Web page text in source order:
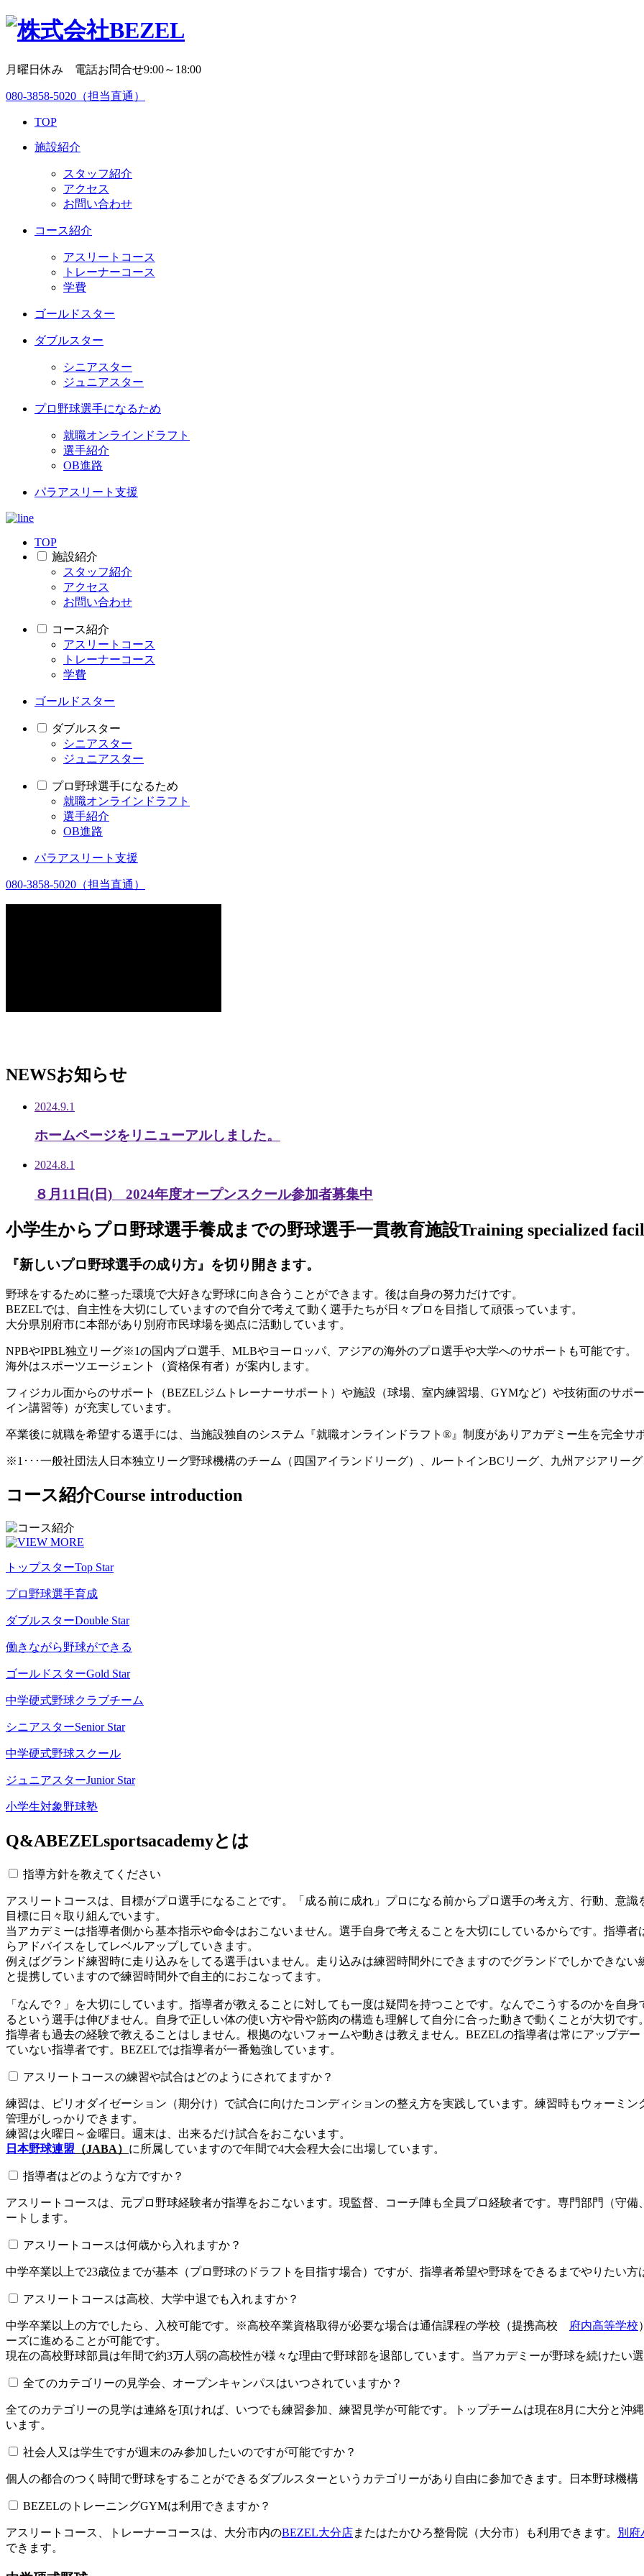
月曜日休み 電話お問合せ9:00～18:00
080-3858-5020 （担当直通）
TOP
施設紹介
スタッフ紹介
アクセス
お問い合わせ
コース紹介
アスリートコース
トレーナーコース
学費
ゴールドスター
ダブルスター
シニアスター
ジュニアスター
プロ野球選手になるため
就職オンラインドラフト
選手紹介
OB進路
パラアスリート支援
TOP
施設紹介
スタッフ紹介
アクセス
お問い合わせ
コース紹介
アスリートコース
トレーナーコース
学費
ゴールドスター
ダブルスター
シニアスター
ジュニアスター
プロ野球選手になるため
就職オンラインドラフト
選手紹介
OB進路
パラアスリート支援
080-3858-5020 （担当直通）
NEWSお知らせ
2024.9.1
ホームページをリニューアルしました。
2024.8.1
８月11日(日) 2024年度オープンスクール参加者募集中
小学生からプロ野球選手養成までの野球選手一貫教育施設Training specialized
『新しいプロ野球選手の成り方』を切り開きます。
野球をするために整った環境で大好きな野球に向き合うことができます。後は自身の努力だけです。
BEZELでは、自主性を大切にしていますので自分で考えて動く選手たちが日々プロを目指して頑張っています。
大分県別府市に本部があり別府市民球場を拠点に活動しています。
NPBやIPBL独立リーグ※1の国内プロ選手、MLBやヨーロッパ、アジアの海外のプロ選手や大学へのサポートも可能です。
海外はスポーツエージェント（資格保有者）が案内します。
フィジカル面からのサポート（BEZELジムトレーナーサポート）や施設（球場、室内練習場、GYMなど）や技術面のサポ
イン講習等）が充実しています。
卒業後に就職を希望する選手には、当施設独自のシステム『就職オンラインドラフト®』制度がありアカデミー生を完全サ
※1･･･一般社団法人日本独立リーグ野球機構のチーム（四国アイランドリーグ）、ルートインBCリーグ、九州アジアリー
コース紹介Course introduction
トップスターTop Star
プロ野球選手育成
ダブルスターDouble Star
働きながら野球ができる
ゴールドスターGold Star
中学硬式野球クラブチーム
シニアスターSenior Star
中学硬式野球スクール
ジュニアスターJunior Star
小学生対象野球塾
Q&ABEZELsportsacademyとは
指導方針を教えてください
アスリートコースは、目標がプロ選手になることです。「成る前に成れ」プロになる前からプロ選手の考え方、行動、意
目標に日々取り組んでいます。
当アカデミーは指導者側から基本指示や命令はおこないません。選手自身で考えることを大切にしているからです。指導
らアドバイスをしてレベルアップしていきます。
例えばグランド練習時に走り込みをしてる選手はいません。走り込みは練習時間外にできますのでグランドでしかできな
と提携していますので練習時間外で自主的におこなってます。
「なんで？」を大切にしています。指導者が教えることに対しても一度は疑問を持つことです。なんでこうするのかを自
るという選手は伸びません。自身で正しい体の使い方や骨や筋肉の構造も理解して自分に合った動きで動くことが大切です
指導者も過去の経験で教えることはしません。根拠のないフォームや動きは教えません。BEZELの指導者は常にアップデ
ていない指導者です。BEZELでは指導者が一番勉強しています。
アスリートコースの練習や試合はどのようにされてますか？
練習は、ピリオダイゼーション（期分け）で試合に向けたコンディションの整え方を実践しています。練習時もウォーミ
管理がしっかりできます。
練習は火曜日～金曜日。週末は、出来るだけ試合をおこないます。
日本野球連盟 （JABA） に所属していますので年間で4大会程大会に出場しています。
指導者はどのような方ですか？
アスリートコースは、元プロ野球経験者が指導をおこないます。現監督、コーチ陣も全員プロ経験者です。専門部門（守
ートします。
アスリートコースは何歳から入れますか？
中学卒業以上で23歳位までが基本（プロ野球のドラフトを目指す場合）ですが、指導者希望や野球をできるまでやりたい方
アスリートコースは高校、大学中退でも入れますか？
中学卒業以上の方でしたら、入校可能です。※高校卒業資格取得が必要な場合は通信課程の学校（提携高校 府内高等学校
ーズに進めることが可能です。
現在の高校野球部員は年間で約3万人弱の高校性が様々な理由で野球部を退部しています。当アカデミーが野球を続けたい
全てのカテゴリーの見学会、オープンキャンパスはいつされていますか？​​​​​
全てのカテゴリーの見学は連絡を頂ければ、いつでも練習参加、練習見学が可能です。トップチームは現在8月に大分と沖
います。
社会人又は学生ですが週末のみ参加したいのですが可能ですか？
個人の都合のつく時間で野球をすることができるダブルスターというカテゴリーがあり自由に参加できます。日本野球機
BEZELのトレーニングGYMは利用できますか？​​​​​
アスリートコース、トレーナーコースは、大分市内のBEZEL大分店またはたかひろ整骨院（大分市）も利用できます。
別府
できます。